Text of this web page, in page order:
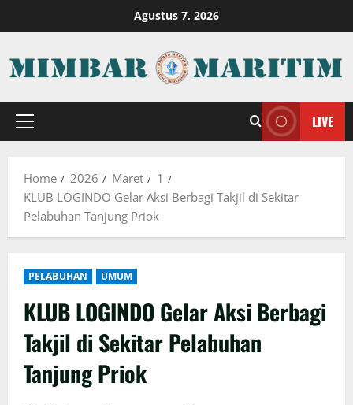
to
Agustus 7, 2026
Primary
LIVE
Home 2026 Maret
1
KLUB LOGINDO Gelar Aksi Berbagi Takjil di Sekitar
Pelabuhan Tanjung Priok
PELABUHAN UMUM
KLUB LOGINDO Gelar Aksi Berbagi
Takjil di Sekitar Pelabuhan
Tanjung Priok